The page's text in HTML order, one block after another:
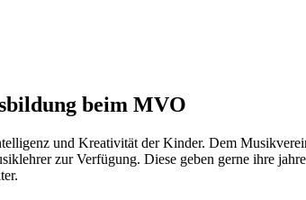
beim MVO
und Kreativität der Kinder. Dem
zur Verfügung. Diese geben gerne ihre